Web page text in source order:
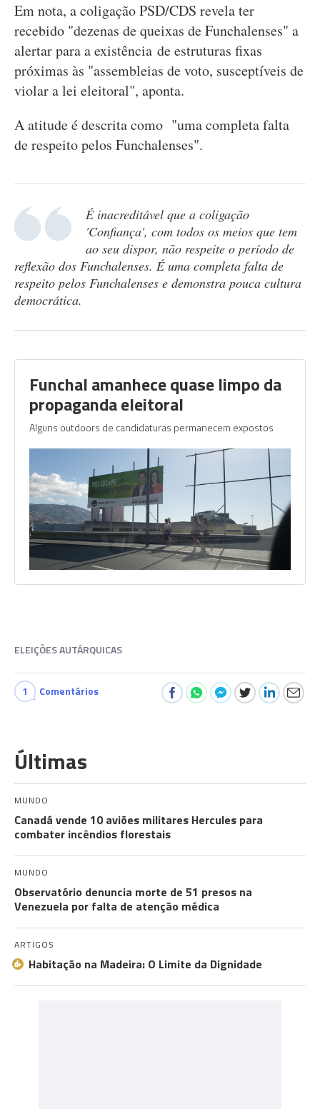
Em nota, a coligação PSD/CDS revela ter
recebido "dezenas de queixas de Funchalenses" a
alertar para a existência de estruturas fixas
próximas às "assembleias de voto, susceptíveis de
violar a lei eleitoral", aponta.
A atitude é descrita como "uma completa falta
de respeito pelos Funchalenses".
É inacreditável que a coligação
'Confiança', com todos os meios que tem
ao seu dispor, não respeite o período de
reflexão dos Funchalenses. É uma completa falta de
respeito pelos Funchalenses e demonstra pouca cultura
democrática.
Funchal amanhece quase limpo da
propaganda eleitoral
Alguns outdoors de candidaturas permanecem expostos
ELEIÇÕES AUTÁRQUICAS
1 Comentários
Últimas
MUNDO
Canadá vende 10 aviões militares Hercules para
combater incêndios florestais
MUNDO
Observatório denuncia morte de 51 presos na
Venezuela por falta de atenção médica
ARTIGOS
Habitação na Madeira: O Limite da Dignidade